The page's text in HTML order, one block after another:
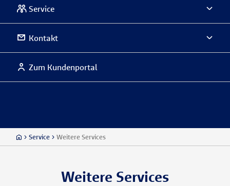
Service
Kontakt
Zum Kundenportal
Service Weitere Services
Weitere Services